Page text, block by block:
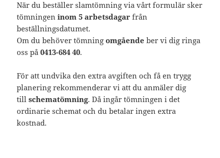
När du beställer slamtömning via vårt formulär sker
tömningeninom 5 arbetsdagar från
beställningsdatumet.
Om du behöver tömningomgåendeber vi dig ringa
oss på0413-684 40.
För att undvika den extra avgiften och få en trygg
planering rekommenderar vi att du anmäler dig
tillschematömning. Då ingår tömningen i det
ordinarie schemat och du betalar ingen extra
kostnad.